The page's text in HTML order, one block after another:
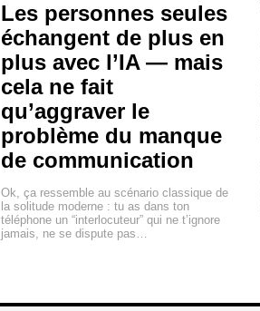
Les personnes seules
échangent de plus en
plus avec l’IA — mais
cela ne fait
qu’aggraver le
problème du manque
de communication
Ok, ça ressemble au scénario classique de
la solitude moderne : tu as dans ton
téléphone un “interlocuteur” qui ne t’ignore
jamais, ne se dispute pas…